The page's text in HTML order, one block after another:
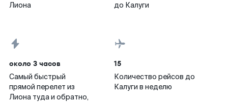
Лиона
до Калуги
около 3 часов
Самый быстрый
прямой перелет из
Лиона туда и обратно,
15
Количество рейсов до
Калуги в неделю